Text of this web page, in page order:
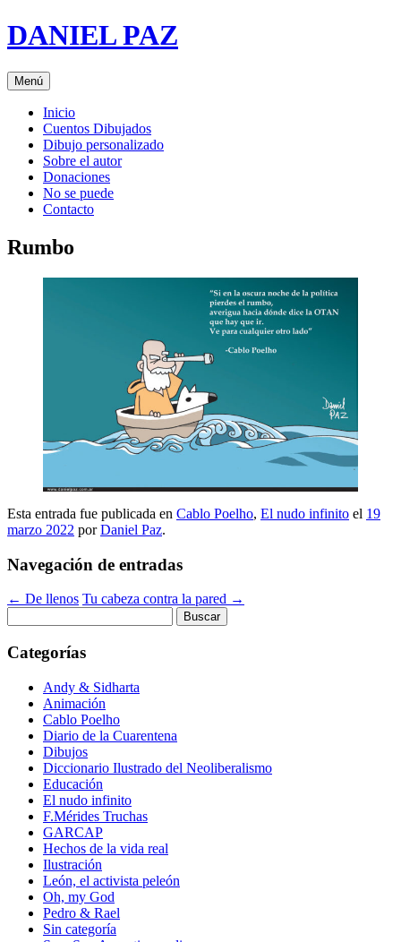
Saltar
al
DANIEL PAZ
Menú
Inicio
Cuentos Dibujados
Dibujo personalizado
Sobre el autor
Donaciones
No se puede
Contacto
Rumbo
Esta entrada fue publicada en Cablo Poelho, El nudo infinito el 19
marzo 2022 porDaniel Paz.
Navegación de entradas
← De llenos Tu cabeza contra la pared →
Categorías
Andy & Sidharta
Animación
Cablo Poelho
Diario de la Cuarentena
Dibujos
Diccionario Ilustrado del Neoliberalismo
Educación
El nudo infinito
F.Mérides Truchas
GARCAP
Hechos de la vida real
Ilustración
León, el activista peleón
Oh, my God
Pedro & Rael
Sin categoría